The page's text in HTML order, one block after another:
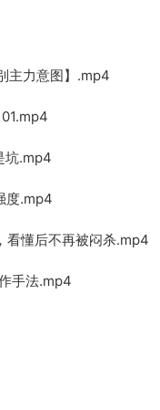
主力意图】.mp4
坑.mp4
度.mp4
看懂后不再被闷杀.mp4
手法.mp4